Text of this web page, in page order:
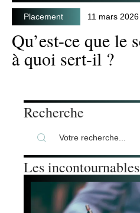
Placement 11 mars 2026
Qu’est-ce que le
à quoi sert-il ?
Recherche
Les incontournables